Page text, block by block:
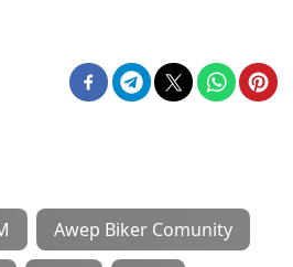
Awep Biker Comunity